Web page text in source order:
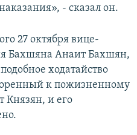
- сказал он.
27 октября вице-
Бахшяна Анаит Бахшян,
ходатайство
к пожизненному
Князян, и его